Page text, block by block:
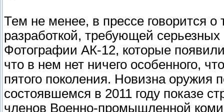
Тем не менее, в прессе говорится
разработкой, требующей
Фотографии АК-12, которые
что в нем нет ничего особенного,
пятого поколения. Новизна
состоявшемся в 2011 году показе
членов Военно-промышленной